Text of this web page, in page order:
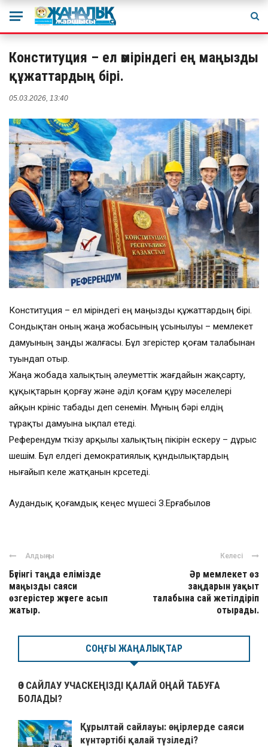
Конституция – ел өміріндегі ең маңызды
құжаттардың бірі.
05.03.2026, 13:40
Конституция – ел өміріндегі ең маңызды құжаттардың бірі.
Сондықтан оның жаңа жобасының ұсынылуы – мемлекет
дамуының заңды жалғасы. Бұл өзгерістер қоғам талабынан
туындап отыр.
Жаңа жобада халықтың әлеуметтік жағдайын жақсарту,
құқықтарын қорғау және әділ қоғам құру мәселелері
айқын көрініс табады деп сенемін. Мұның бәрі елдің
тұрақты дамуына ықпал етеді.
Референдум өткізу арқылы халықтың пікірін ескеру – дұрыс
шешім. Бұл елдегі демократиялық құндылықтардың
нығайып келе жатқанын көрсетеді.
Аудандық қоғамдық кеңес мүшесі З.Ерғабылов
Алдыңғы
Бүгінгі таңда елімізде
маңызды саяси
өзгерістер жүзеге асып
жатыр.
Келесі
Әр мемлекет өз
заңдарын уақыт
талабына сай жетілдіріп
отырады.
СОҢҒЫ ЖАҢАЛЫҚТАР
ӨЗ САЙЛАУ УЧАСКЕҢІЗДІ ҚАЛАЙ ОҢАЙ ТАБУҒА
БОЛАДЫ?
Құрылтай сайлауы: өңірлерде саяси
күнтәртібі қалай түзіледі?